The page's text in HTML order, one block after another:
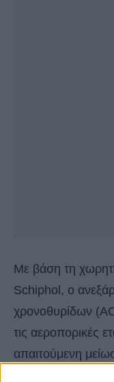
Με βάση τη
Schiphol, ο
χρονοθυρίδων
τις αεροπορικές
απαιτούμενη